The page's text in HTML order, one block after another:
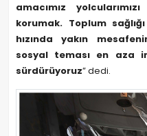
amacımız
korumak. Toplum
hızında yakın
sosyal teması en aza
sürdürüyoruz” dedi.